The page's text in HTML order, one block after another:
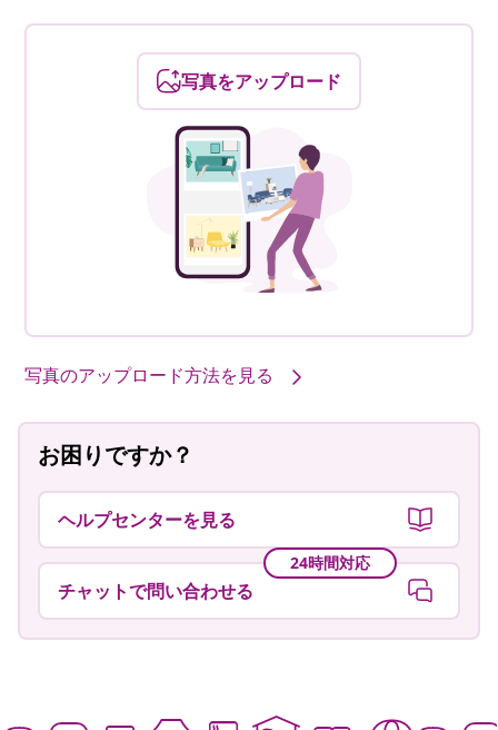
写真をアップロード
写真のアップロード方法を見る
お困りですか？
ヘルプセンターを見る
24時間対応
チャットで問い合わせる